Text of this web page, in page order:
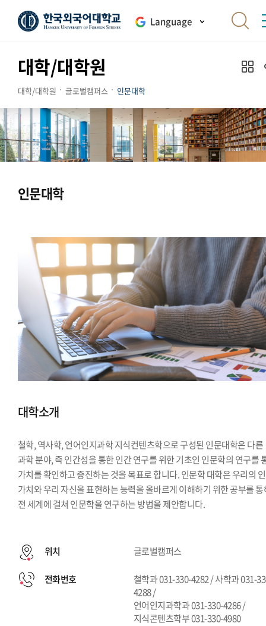
Language
대학/대학원
대학/대학원 글로벌캠퍼스 인문대학
인문대학
대학소개
철학, 역사학, 언어인지과학 지식컨텐츠학으로 구성된 인문대학은 다른
과학 분야, 즉 인간성을 통한 인간 연구를 위한 기초인 인문학의 연구를
가치를 확인하고 증진하는 것을 목표로 합니다. 인문학 대학은 우리의
가치와 우리 자신을 표현하는 능력을 올바르게 이해하기 위한 공부를
전 세계에 걸쳐 인문학을 연구하는 방법을 제안합니다.
위치 글로벌캠퍼스
전화번호
철학과 031-330-4282 / 사학과 031-
4288 /
언어인지과학과 031-330-4286 /
지식콘텐츠학부 031-330-4980